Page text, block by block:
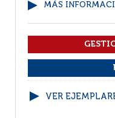
MÁS
VER